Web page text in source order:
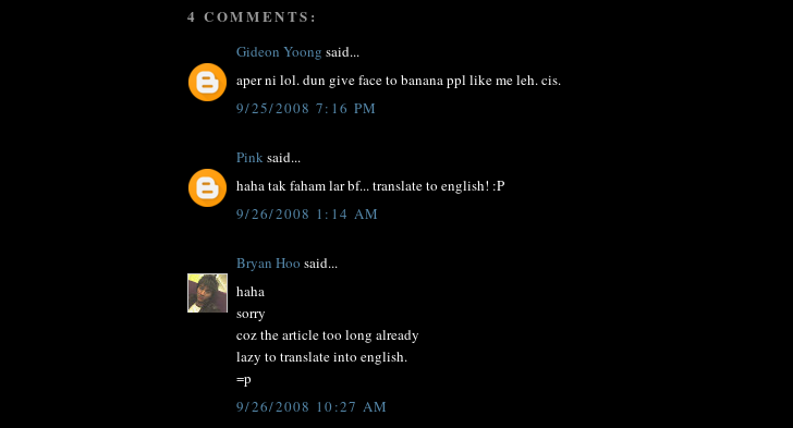
4 COMMENTS:
Gideon Yoong said...
aper ni lol. dun give face to banana ppl like me leh. cis.
9/25/2008 7:16 PM
Pinksaid...
haha tak faham lar bf... translate to english! :P
9/26/2008 1:14 AM
Bryan Hoo said...
haha
sorry
coz the article too long already
lazy to translate into english.
=p
9/26/2008 10:27 AM